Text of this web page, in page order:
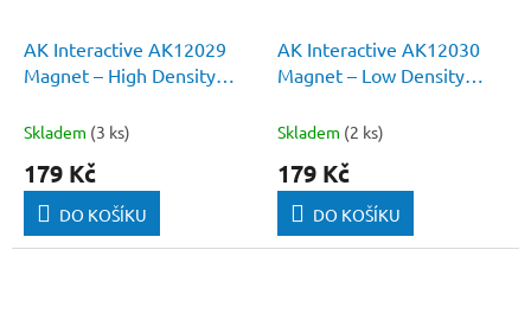
AK Interactive AK12029
Magnet – High Density
Skladem (3 ks)
179 Kč
DO KOŠÍKU
AK Interactive AK12030
Magnet – Low Density
Skladem (2 ks)
179 Kč
DO KOŠÍKU